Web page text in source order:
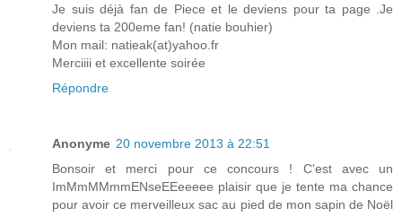
Je suis déjà fan de Piece et le deviens pour ta page .Je
deviens ta 200eme fan! (natie bouhier)
Mon mail: natieak(at)yahoo.fr
Merciiii et excellente soirée
Répondre
Anonyme 20 novembre 2013 à 22:51
Bonsoir et merci pour ce concours ! C'est avec un
ImMmMMmmENseEEeeeee plaisir que je tente ma chance
pour avoir ce merveilleux sac au pied de mon sapin de Noël